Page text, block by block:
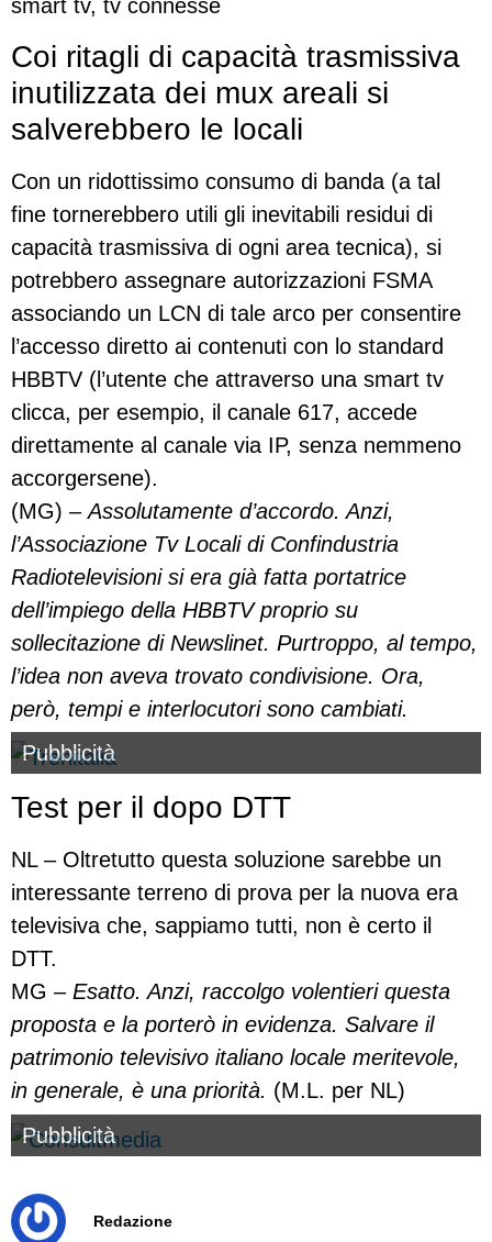
Coi ritagli di capacità trasmissiva
inutilizzata dei mux areali si
salverebbero le locali
Con un ridottissimo consumo di banda (a tal
fine tornerebbero utili gli inevitabili residui di
capacità trasmissiva di ogni area tecnica), si
potrebbero assegnare autorizzazioni FSMA
associando un LCN di tale arco per consentire
l’accesso diretto ai contenuti con lo standard
HBBTV (l’utente che attraverso una smart tv
clicca, per esempio, il canale 617, accede
direttamente al canale via IP, senza nemmeno
accorgersene).
(MG) –Assolutamente d’accordo. Anzi,
l’Associazione Tv Locali di Confindustria
Radiotelevisioni si era già fatta portatrice
dell’impiego della HBBTV proprio su
sollecitazione di Newslinet. Purtroppo, al tempo,
l’idea non aveva trovato condivisione. Ora,
però, tempi e interlocutori sono cambiati.
Pubblicità
Test per il dopo DTT
NL – Oltretutto questa soluzione sarebbe un
interessante terreno di prova per la nuova era
televisiva che, sappiamo tutti, non è certo il
DTT.
MG –Esatto. Anzi, raccolgo volentieri questa
proposta e la porterò in evidenza. Salvare il
patrimonio televisivo italiano locale meritevole,
in generale, è una priorità. (M.L. per NL)
Pubblicità
Redazione